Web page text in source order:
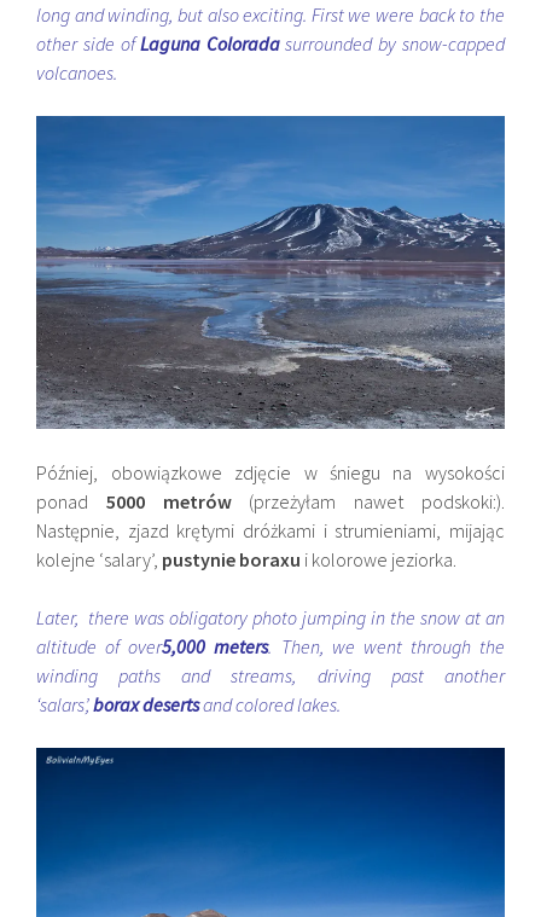
long and winding, but also exciting. First we were back to the
other side ofLaguna Coloradasurrounded by snow-capped
volcanoes.
Później, obowiązkowe zdjęcie w śniegu na wysokości
ponad5000 metrów
(przeżyłam nawet podskoki:).
Następnie, zjazd krętymi dróżkami i strumieniami, mijając
kolejne ‘salary’, pustynie boraxu i kolorowe jeziorka.
Later, there was obligatory photo jumping in the snow at an
altitude of over5,000 meters. Then, we went through the
winding paths and streams, driving past another
‘salars’,borax desertsand colored lakes.